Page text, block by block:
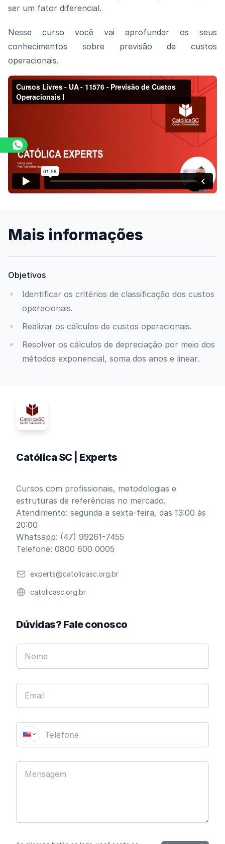
ser um fator diferencial.
Nesse curso você vai aprofundar os seus
conhecimentos sobre previsão de custos
operacionais.
Mais informações
Objetivos
Identificar os critérios de classificação dos custos
operacionais.
Realizar os cálculos de custos operacionais.
Resolver os cálculos de depreciação por meio dos
métodos exponencial, soma dos anos e linear.
Católica SC | Experts
Cursos com profissionais, metodologias e
estruturas de referências no mercado.
Atendimento: segunda a sexta-feira, das 13:00 às
20:00
Whatsapp: (47) 99261-7455
Telefone: 0800 600 0005
Emailexperts@catolicasc.org.br
Websitecatolicasc.org.br
Dúvidas? Fale conosco